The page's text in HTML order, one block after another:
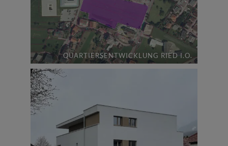
QUARTIERSENTWICKLUNG RIED I.O.